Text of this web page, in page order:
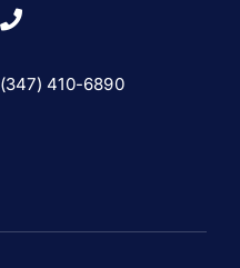
(347) 410-6890